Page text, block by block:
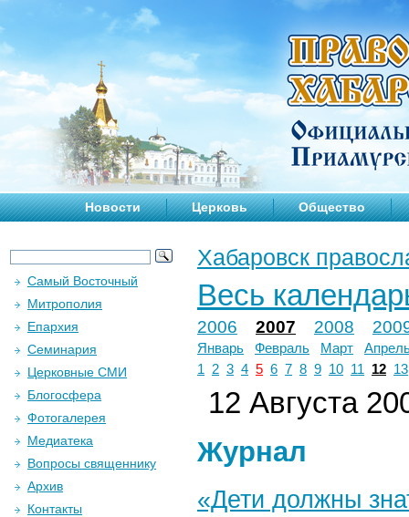
Новости Церковь Общество
Хабаровск
Весь
2006 2007 2008
Январь Февраль Март
1
2 3 4 5 6 7 8 9 10 11 12 13
12 Августа
Журнал
«Дети должны
Самый Восточный
Митрополия
Епархия
Семинария
Церковные СМИ
Блогосфера
Фотогалерея
Медиатека
Вопросы священнику
Архив
Контакты